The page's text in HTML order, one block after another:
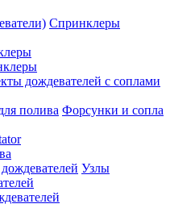
Спринклеры
дождевателей с соплами
Форсунки и сопла
Узлы